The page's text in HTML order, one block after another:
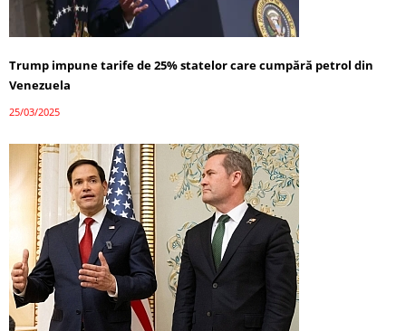
Trump impune tarife de 25% statelor care cumpără petrol din
Venezuela
25/03/2025